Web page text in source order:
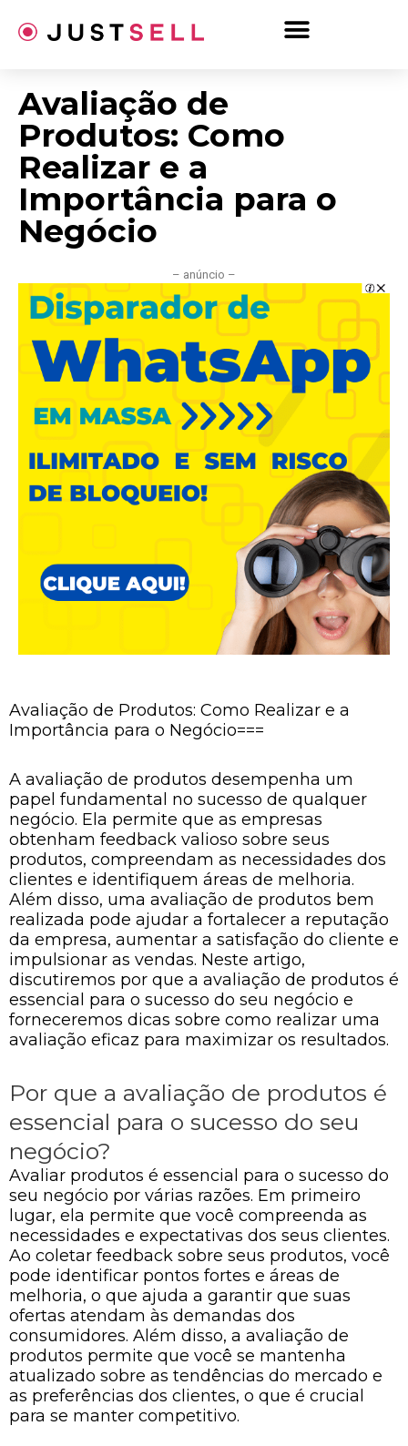
para
Avaliação de
Produtos: Como
Realizar e a
Importância para o
Negócio
– anúncio –
Avaliação de Produtos: Como Realizar e a
Importância para o Negócio===
A avaliação de produtos desempenha um
papel fundamental no sucesso de qualquer
negócio. Ela permite que as empresas
obtenham feedback valioso sobre seus
produtos, compreendam as necessidades dos
clientes e identifiquem áreas de melhoria.
Além disso, uma avaliação de produtos bem
realizada pode ajudar a fortalecer a reputação
da empresa, aumentar a satisfação do cliente e
impulsionar as vendas. Neste artigo,
discutiremos por que a avaliação de produtos é
essencial para o sucesso do seu negócio e
forneceremos dicas sobre como realizar uma
avaliação eficaz para maximizar os resultados.
Por que a avaliação de produtos é
essencial para o sucesso do seu
negócio?
Avaliar produtos é essencial para o sucesso do
seu negócio por várias razões. Em primeiro
lugar, ela permite que você compreenda as
necessidades e expectativas dos seus clientes.
Ao coletar feedback sobre seus produtos, você
pode identificar pontos fortes e áreas de
melhoria, o que ajuda a garantir que suas
ofertas atendam às demandas dos
consumidores. Além disso, a avaliação de
produtos permite que você se mantenha
atualizado sobre as tendências do mercado e
as preferências dos clientes, o que é crucial
para se manter competitivo.